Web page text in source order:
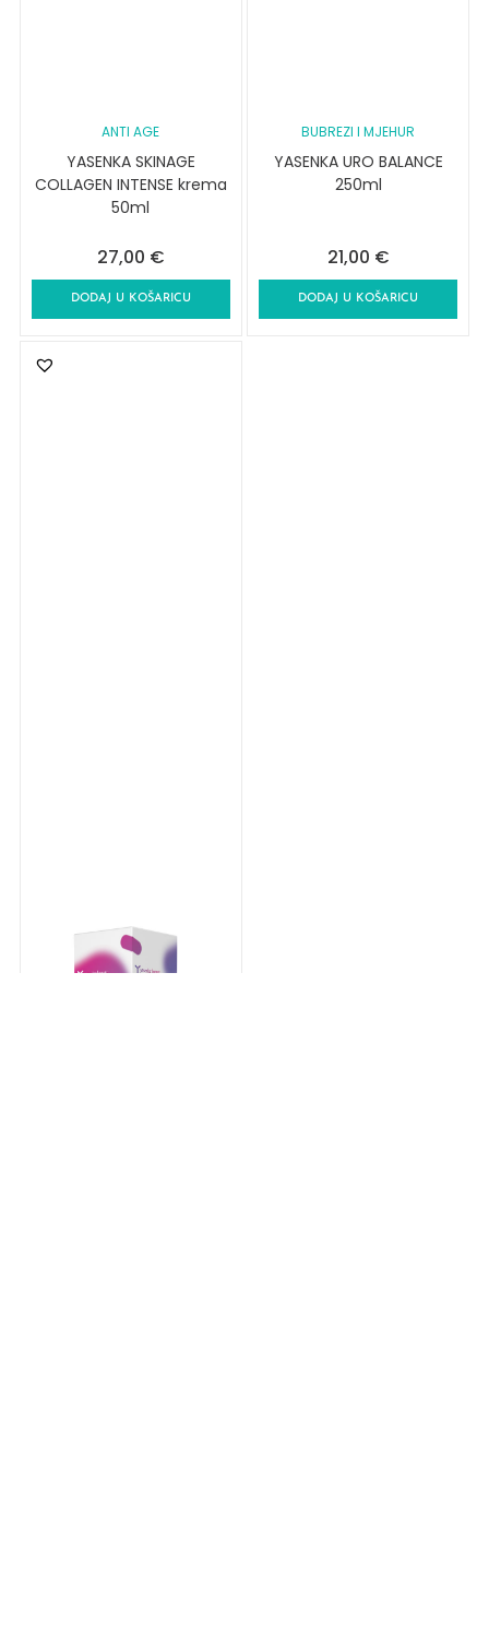
ANTI AGE
YASENKA SKINAGE
COLLAGEN INTENSE krema
50ml
27,00 €
DODAJ U KOŠARICU
BUBREZI I MJEHUR
YASENKA URO BALANCE
250ml
21,00 €
DODAJ U KOŠARICU